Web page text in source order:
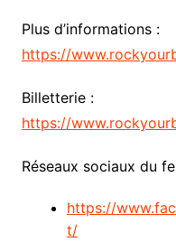
Plus d’informations :
https://
Billetterie :
https://
Réseaux sociaux du
https://
t/